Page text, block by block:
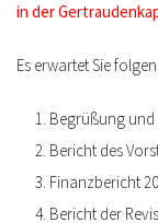
in der
Es erwartet Sie
Begrüßung und
Bericht des
Finanzbericht
Bericht der